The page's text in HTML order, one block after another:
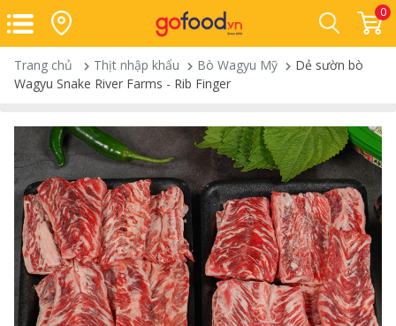
0
Trang chủ Thịt nhập khẩu Bò Wagyu Mỹ
Dẻ sườn bò
Wagyu Snake River Farms - Rib Finger